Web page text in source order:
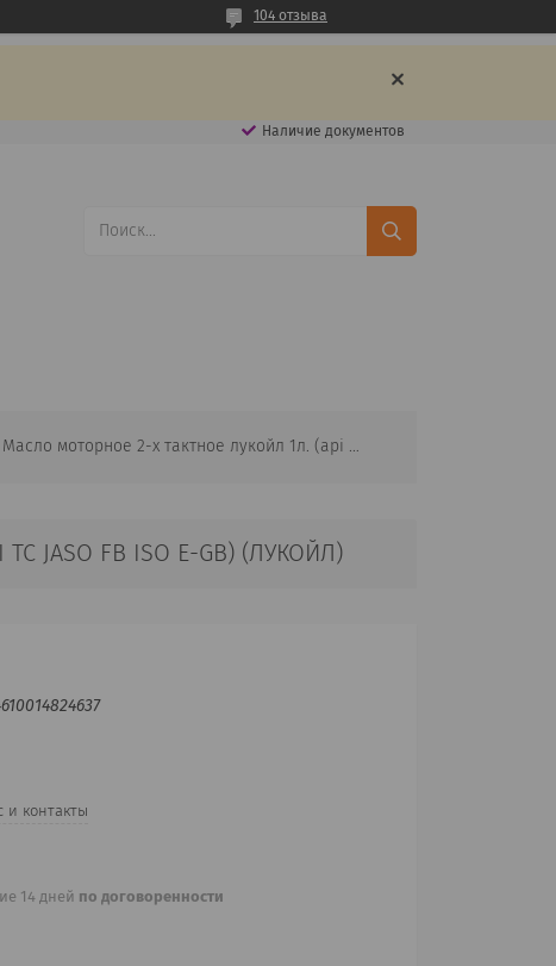
104 отзыва
Наличие документов
Масло моторное 2-х тактное лукойл 1л. (api тс jaso fb iso e-gb) (лукойл)
JASO FB ISO E-GB) (ЛУКОЙЛ)
и контакты
14 дней по договоренности